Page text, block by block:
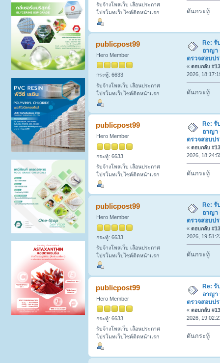
รับจ้างโพสเว็บ เลื่อนประกาศ
โปรโมทเว็บไซต์ติดหน้าแรก
ดันกระทู้
publicpost99
Hero Member
กระทู้: 6633
รับจ้างโพสเว็บ เลื่อนประกาศ
โปรโมทเว็บไซต์ติดหน้าแรก
Re: รั
อาญา
ตรวจสอบป
« ตอบกลับ
2026,
ดันกระทู้
publicpost99
Hero Member
กระทู้: 6633
รับจ้างโพสเว็บ เลื่อนประกาศ
โปรโมทเว็บไซต์ติดหน้าแรก
Re: รั
อาญา
ตรวจสอบป
« ตอบกลับ
2026,
ดันกระทู้
publicpost99
Hero Member
กระทู้: 6633
รับจ้างโพสเว็บ เลื่อนประกาศ
โปรโมทเว็บไซต์ติดหน้าแรก
Re: รั
อาญา
ตรวจสอบป
« ตอบกลับ
2026,
ดันกระทู้
publicpost99
Hero Member
กระทู้: 6633
รับจ้างโพสเว็บ เลื่อนประกาศ
โปรโมทเว็บไซต์ติดหน้าแรก
Re: รั
อาญา
ตรวจสอบป
« ตอบกลับ
2026,
ดันกระทู้